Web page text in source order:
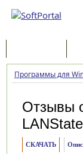
Программы для
Отзывы
LANState
СКАЧАТЬ